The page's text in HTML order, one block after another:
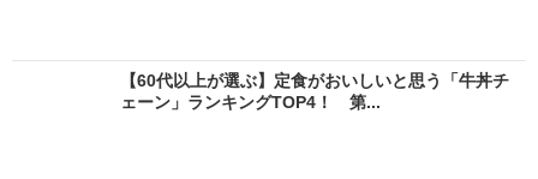
【60代以上が選ぶ】定食がおいしいと思う「牛丼チ
ェーン」ランキングTOP4！ 第...